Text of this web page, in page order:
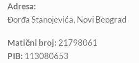
Adresa:
Đorđa Stanojevića, Novi Beograd
Matični broj: 21798061
PIB: 113080653